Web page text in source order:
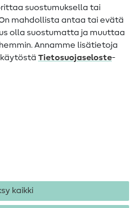
suostumuksella tai
mahdollista antaa tai evätä
olla suostumatta ja muuttaa
Annamme lisätietoja
Tietosuojaseloste-
kaikki